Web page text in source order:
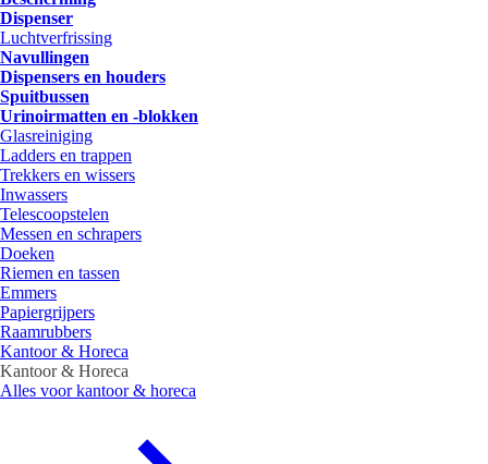
Dispenser
Luchtverfrissing
Navullingen
Dispensers en houders
Spuitbussen
Urinoirmatten en -blokken
Glasreiniging
Ladders en trappen
Trekkers en wissers
Inwassers
Telescoopstelen
Messen en schrapers
Doeken
Riemen en tassen
Emmers
Papiergrijpers
Raamrubbers
Kantoor & Horeca
Kantoor & Horeca
Alles voor kantoor & horeca